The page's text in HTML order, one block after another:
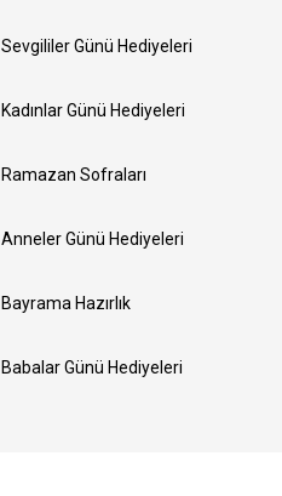
Sevgililer Günü Hediyeleri
Kadınlar Günü Hediyeleri
Ramazan Sofraları
Anneler Günü Hediyeleri
Bayrama Hazırlık
Babalar Günü Hediyeleri